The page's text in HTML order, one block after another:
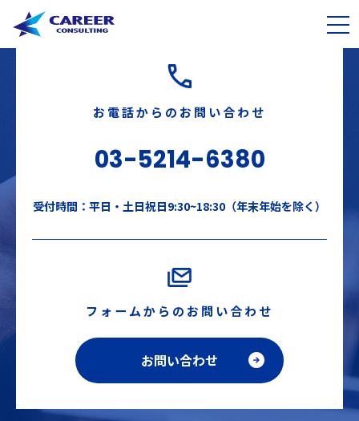
お電話からのお問い合わせ
03-5214-6380
受付時間：平日・土日祝日9:30~18:30（年末年始を除く）
フォームからのお問い合わせ
お問い合わせ